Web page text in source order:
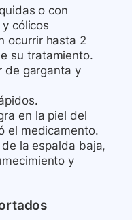
o con
cólicos
ocurrir hasta 2
su tratamiento.
de garganta y
en la piel del
el medicamento.
la espalda baja,
y